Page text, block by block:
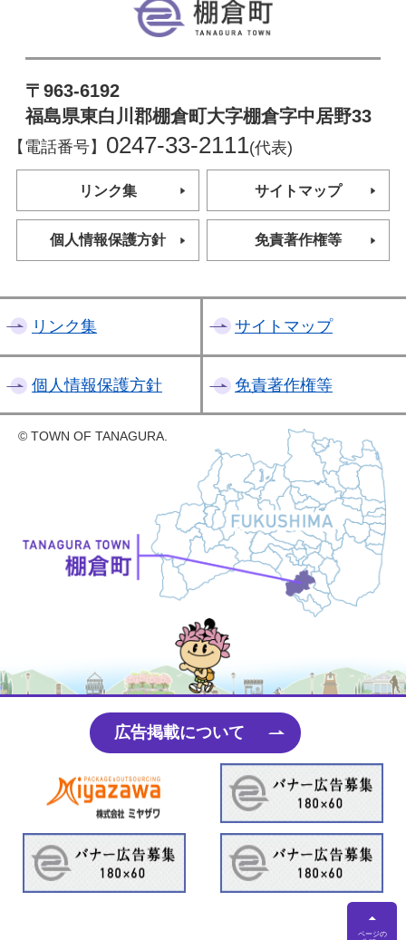
〒963-6192
福島県東白川郡棚倉町大字棚倉字中居野33
【電話番号】 0247-33-2111(代表)
リンク集 サイトマップ
個人情報保護方針 免責著作権等
リンク集 サイトマップ
個人情報保護方針 免責著作権等
© TOWN OF TANAGURA.
ページの
広告掲載について